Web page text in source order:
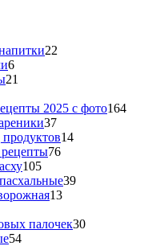
22
6
21
2025 с фото164
37
14
76
105
39
13
палочек30
54